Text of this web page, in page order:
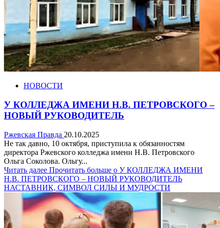
НОВОСТИ
У КОЛЛЕДЖА ИМЕНИ Н.В. ПЕТРОВСКОГО –
НОВЫЙ РУКОВОДИТЕЛЬ
Ржевская Правда 20.10.2025
Не так давно, 10 октября, приступила к обязанностям
директора Ржевского колледжа имени Н.В. Петровского
Ольга Соколова. Ольгу...
Читать далее Прочитать больше о У КОЛЛЕДЖА ИМЕНИ
Н.В. ПЕТРОВСКОГО – НОВЫЙ РУКОВОДИТЕЛЬ
НАСТАВНИК, СИМВОЛ СИЛЫ И МУДРОСТИ